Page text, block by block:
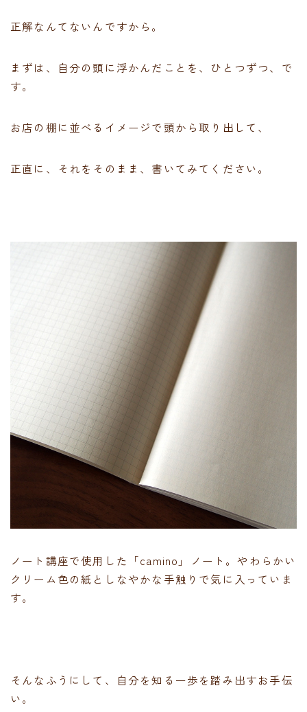
正解なんてないんですから。
まずは、自分の頭に浮かんだことを、ひとつずつ、で
す。
お店の棚に並べるイメージで頭から取り出して、
正直に、それをそのまま、書いてみてください。
ノート講座で使用した「camino」ノート。やわらかい
クリーム色の紙としなやかな手触りで気に入っていま
す。
そんなふうにして、自分を知る一歩を踏み出すお手伝
い。